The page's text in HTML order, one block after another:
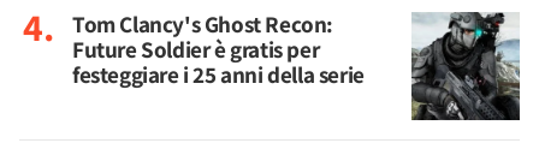
Tom Clancy's Ghost Recon:
Future Soldier è gratis per
festeggiare i 25 anni della serie